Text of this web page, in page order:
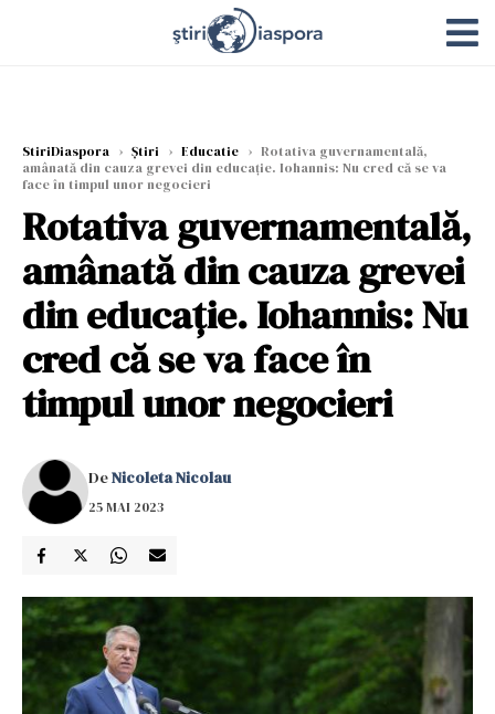
StiriDiaspora › Știri › Educatie › Rotativa guvernamentală,
amânată din cauza grevei din educație. Iohannis: Nu cred că se va
face în timpul unor negocieri
Rotativa guvernamentală,
amânată din cauza grevei
din educație. Iohannis: Nu
cred că se va face în
timpul unor negocieri
DeNicoleta Nicolau
25 MAI 2023